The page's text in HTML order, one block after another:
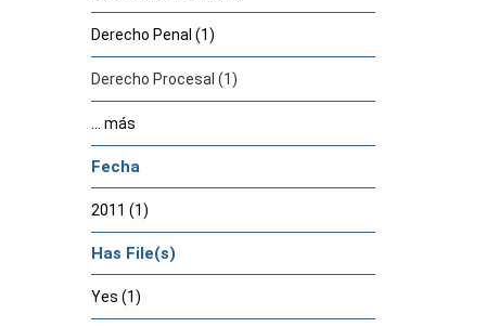
Derecho Penal (1)
Derecho Procesal (1)
... más
Fecha
2011 (1)
Has File(s)
Yes (1)